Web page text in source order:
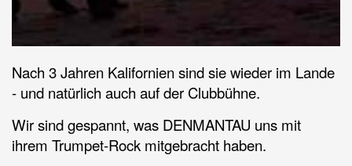
Nach 3 Jahren Kalifornien sind sie wieder im Lande
- und natürlich auch auf der Clubbühne.
Wir sind gespannt, was DENMANTAU uns mit
ihrem Trumpet-Rock mitgebracht haben.